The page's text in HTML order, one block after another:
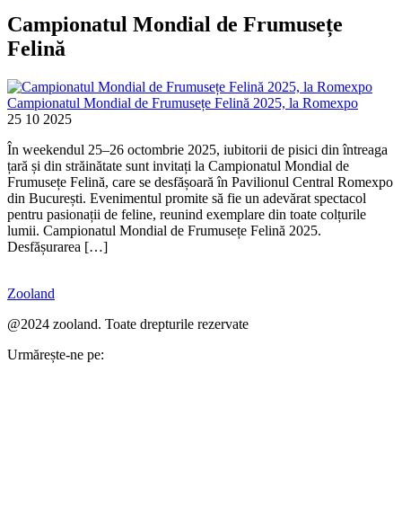
Campionatul Mondial de Frumusețe
Felină
Campionatul Mondial de Frumusețe Felină 2025, la Romexpo
25 10 2025
În weekendul 25–26 octombrie 2025, iubitorii de pisici din întreaga
țară și din străinătate sunt invitați la Campionatul Mondial de
Frumusețe Felină, care se desfășoară în Pavilionul Central Romexpo
din București. Evenimentul promite să fie un adevărat spectacol
pentru pasionații de feline, reunind exemplare din toate colțurile
lumii. Campionatul Mondial de Frumusețe Felină 2025.
Desfășurarea […]
Zooland
@2024 zooland. Toate drepturile rezervate
Urmărește-ne pe: